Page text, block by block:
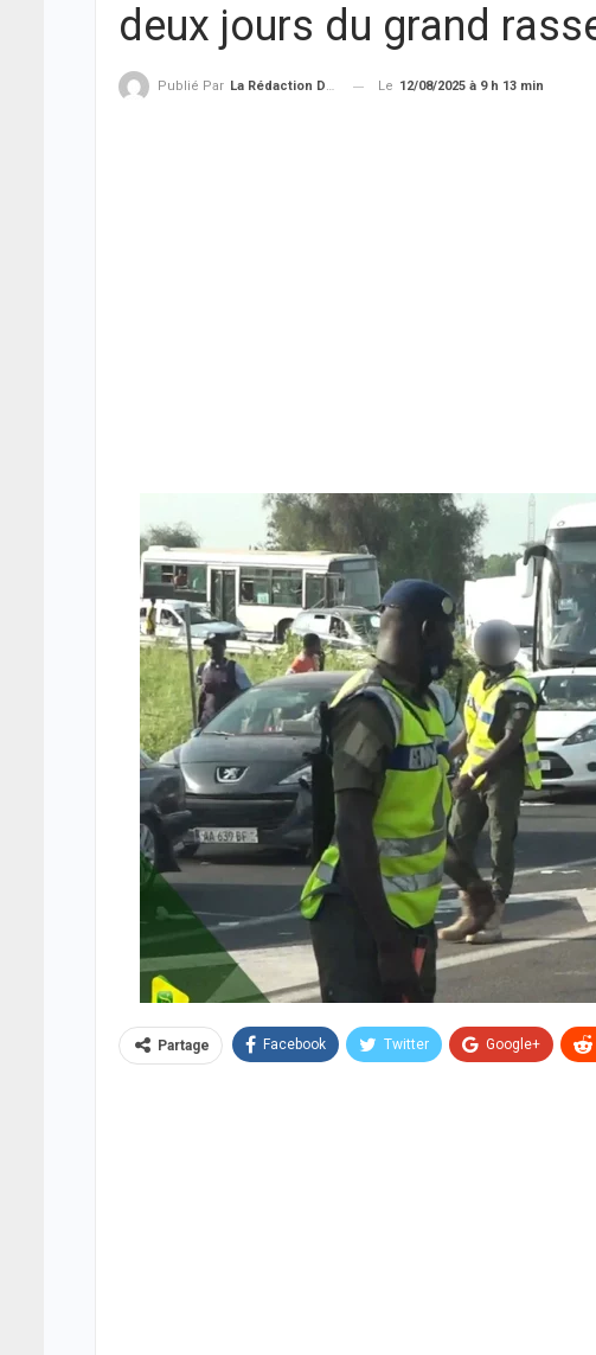
deux jours du grand
Publié Par La Rédaction De THIEYSENEGAL.com Le 12/08/2025 à 9 h 13 min
Partage Facebook Twitter Google+